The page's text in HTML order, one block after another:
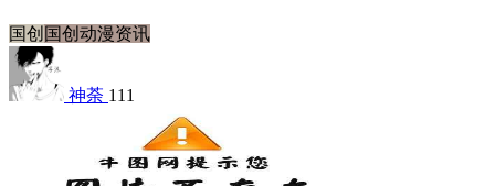
国创 国创动漫资讯
神荼 111